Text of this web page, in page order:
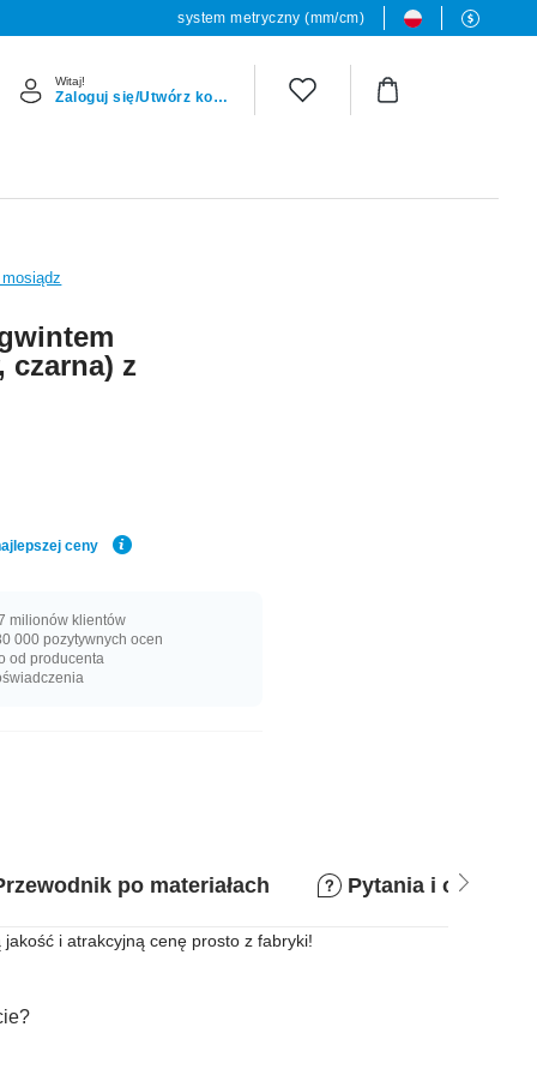
system metryczny (mm/cm)
Witaj!
Zaloguj się/Utwórz konto
czarna) z
ceny
milionów klientów
000 pozytywnych ocen
od producenta
po materiałach Pytania i
i atrakcyjną cenę prosto z fabryki!